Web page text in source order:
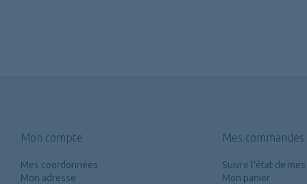
Mon compte
Mes coordonnées
Mon adresse
Mes commandes
Suivre l'état de
Mon panier